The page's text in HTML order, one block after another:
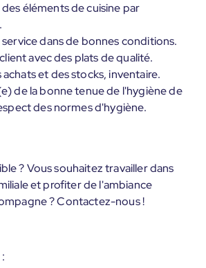
éléments de cuisine par
dans de bonnes conditions.
avec des plats de qualité.
et des stocks, inventaire.
de la bonne tenue de l'hygiène de
des normes d'hygiène.
? Vous souhaitez travailler dans
et profiter de l'ambiance
? Contactez-nous !